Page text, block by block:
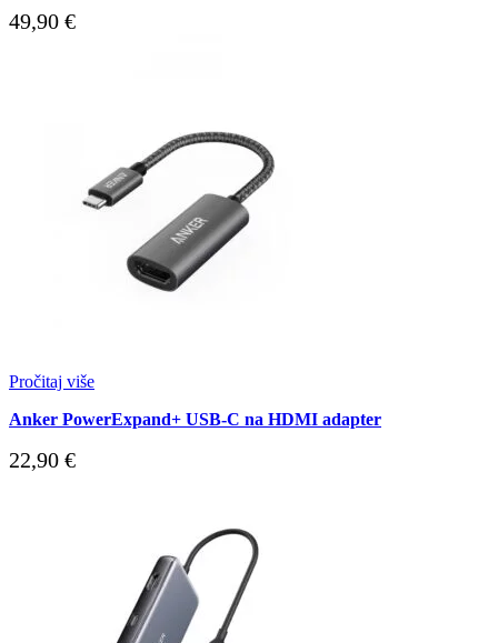
49,90 €
Pročitaj više
Anker PowerExpand+ USB-C na HDMI adapter
22,90 €